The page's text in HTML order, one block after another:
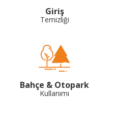
Giriş
Temizliği
Bahçe & Otopark
Kullanımı